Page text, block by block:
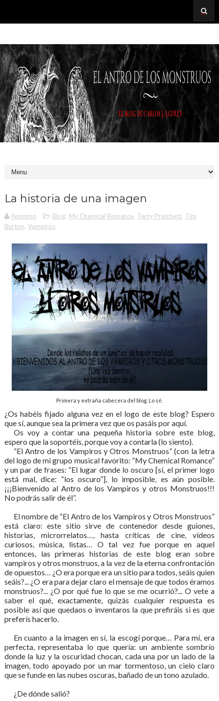
La historia de una imagen
Anónimo Blog, My Chemical Romance, Terry Pratchett, Tim
Burton, Vampiros
Primera y extraña cabecera del blog. Lo sé.
¿Os habéis fijado alguna vez en el logo de este blog? Espero
que sí, aunque sea la primera vez que os pasáis por aquí.
Os voy a contar una pequeña historia sobre este blog,
espero que la soportéis, porque voy a contarla (lo siento).
“El Antro de los Vampiros y Otros Monstruos” (con la letra
del logo de mi grupo musical favorito: “My Chemical Romance”
y un par de frases: “El lugar donde lo oscuro [sí, el primer logo
está mal, dice: “los oscuro”], lo imposible, es aún posible.
¡¡¡Bienvenido al Antro de los Vampiros y otros Monstruos!!!
No podrás salir de él”.
El nombre de “El Antro de los Vampiros y Otros Monstruos”
está claro: este sitio sirve de contenedor desde guiones,
historias, microrrelatos…, hasta críticas de cine, vídeos
curiosos, música, listas… O tal vez fue porque en aquel
entonces, las primeras historias de este blog eran sobre
vampiros y otros monstruos, a la vez de la eterna confrontación
de opuestos… ¿O era porque era un sitio para todos, seáis quien
seáis?... ¿O era para dejar claro el mensaje de que todos éramos
monstruos?... ¿O por qué fue lo que se me ocurrió?... O vete a
saber el qué, exactamente, quizás cualquier respuesta es
posible así que quedaos o inventaros la que prefiráis si es que
preferís hacerlo.
En cuanto a la imagen en sí, la escogí porque… Para mí, era
perfecta, representaba lo que quería: un ambiente sombrío
donde la luz y la oscuridad chocan, cada una por un lado de la
imagen, todo apoyado por un mar tormentoso, un cielo claro
que se funde en las nubes oscuras, bañado de un tono azulado.
¿De dónde salió?